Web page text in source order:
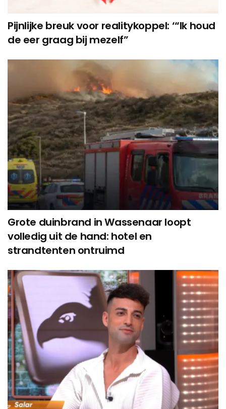
Pijnlijke breuk voor realitykoppel: ‘“Ik houd
de eer graag bij mezelf”
Grote duinbrand in Wassenaar loopt
volledig uit de hand: hotel en
strandtenten ontruimd